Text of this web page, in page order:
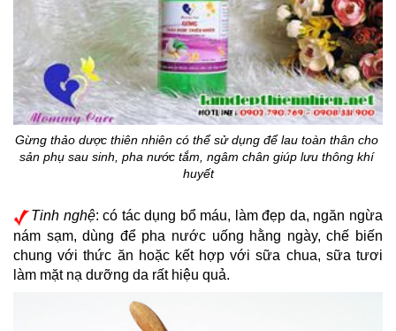
Gừng thảo dược thiên nhiên có thể sử dụng để lau toàn thân cho
sản phụ sau sinh, pha nước tắm, ngâm chân giúp lưu thông khí
huyết
Tinh nghệ: có tác dụng bổ máu, làm đẹp da, ngăn ngừa
nám sạm, dùng để pha nước uống hằng ngày, chế biến
chung với thức ăn hoặc kết hợp với sữa chua, sữa tươi
làm mặt nạ dưỡng da rất hiệu quả.